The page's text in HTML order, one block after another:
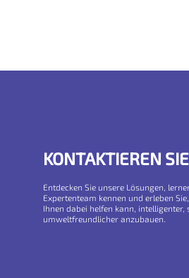
KONTAKTIEREN
Entdecken Sie unsere Lösungen,
Expertenteam kennen und erleben
Ihnen dabei helfen kann, intelligenter,
umweltfreundlicher anzubauen.